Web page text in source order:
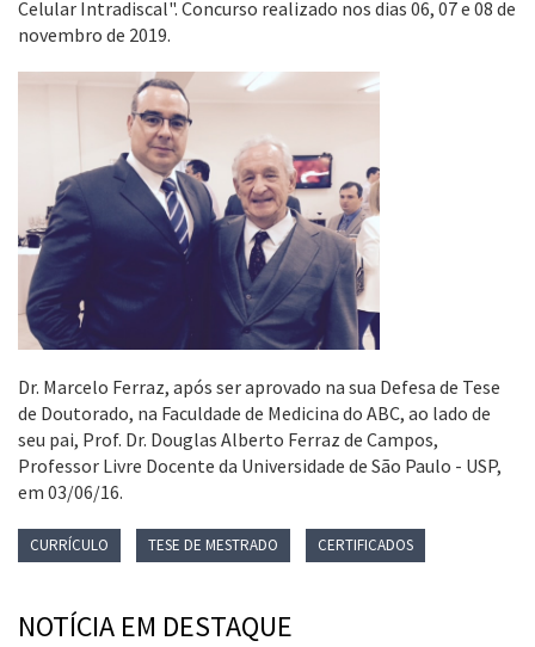
Celular Intradiscal". Concurso realizado nos dias 06, 07 e 08 de
novembro de 2019.
Dr. Marcelo Ferraz, após ser aprovado na sua Defesa de Tese
de Doutorado, na Faculdade de Medicina do ABC, ao lado de
seu pai, Prof. Dr. Douglas Alberto Ferraz de Campos,
Professor Livre Docente da Universidade de São Paulo - USP,
em 03/06/16.
CURRÍCULO TESE DE MESTRADO CERTIFICADOS
NOTÍCIA EM DESTAQUE